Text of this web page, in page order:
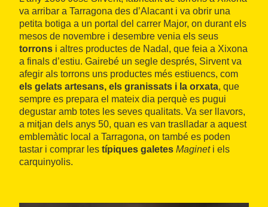
va arribar a Tarragona des d’Alacant i va obrir una
petita botiga a un portal del carrer Major, on durant els
mesos de novembre i desembre venia els seus
torrons i altres productes de Nadal, que feia a Xixona
a finals d’estiu. Gairebé un segle després, Sirvent va
afegir als torrons uns productes més estiuencs, com
els gelats artesans, els granissats i la orxata, que
sempre es prepara el mateix dia perquè es pugui
degustar amb totes les seves qualitats. Va ser llavors,
a mitjan dels anys 50, quan es van traslladar a aquest
emblemàtic local a Tarragona, on també es poden
tastar i comprar les típiques galetes Magineti els
carquinyolis.